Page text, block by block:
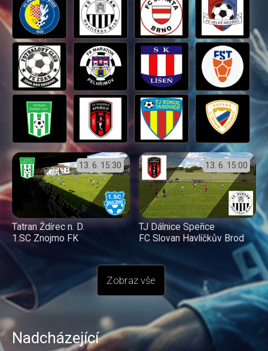
13. 6. 15:30
Tatran Ždírec n. D.
1.SC Znojmo FK
13. 6. 15:00
TJ Dálnice Speřice
FC Slovan Havlíčkův Brod
Zobraz vše
Nadcházející